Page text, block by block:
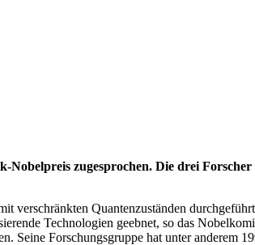
zugesprochen. Die drei
verschränkten Quantenzuständen
Technologien geebnet, so das
Seine Forschungsgruppe hat unter anderem